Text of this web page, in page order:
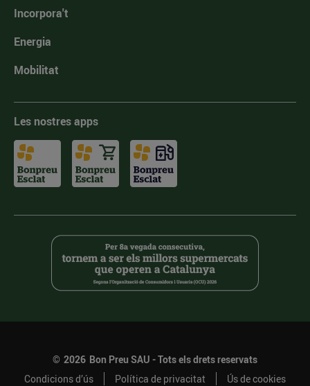
Incorpora't
Energia
Mobilitat
Les nostres apps
© 2026 Bon Preu SAU - Tots els drets reservats
Condicions d’ús
Política de privacitat Ús de cookies